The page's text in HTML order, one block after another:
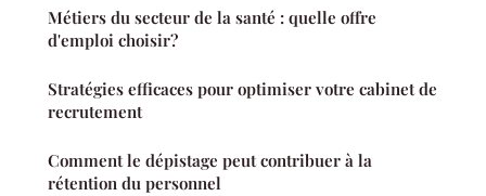
Métiers du secteur de la santé : quelle offre
d'emploi choisir?
Stratégies efficaces pour optimiser votre cabinet de
recrutement
Comment le dépistage peut contribuer à la
rétention du personnel